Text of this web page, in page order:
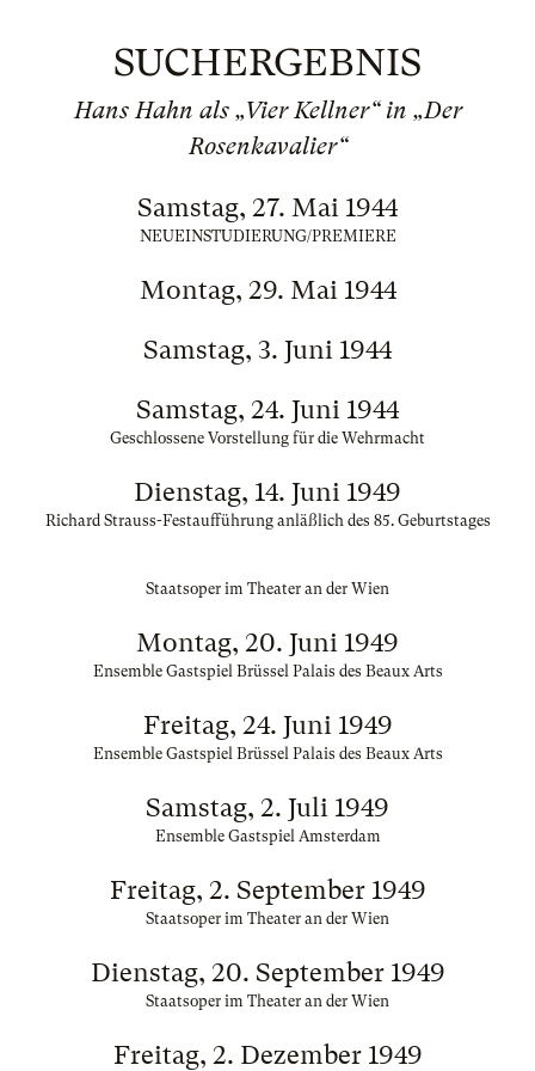
SUCHERGEBNIS
Hans Hahn als „Vier Kellner“ in „Der
Rosenkavalier“
Samstag, 27. Mai 1944
NEUEINSTUDIERUNG/PREMIERE
Montag, 29. Mai 1944
Samstag, 3. Juni 1944
Samstag, 24. Juni 1944
Geschlossene Vorstellung für die Wehrmacht
Dienstag, 14. Juni 1949
Richard Strauss-Festaufführung anläßlich des 85. Geburtstages
Staatsoper im Theater an der Wien
Montag, 20. Juni 1949
Ensemble Gastspiel Brüssel Palais des Beaux Arts
Freitag, 24. Juni 1949
Ensemble Gastspiel Brüssel Palais des Beaux Arts
Samstag, 2. Juli 1949
Ensemble Gastspiel Amsterdam
Freitag, 2. September 1949
Staatsoper im Theater an der Wien
Dienstag, 20. September 1949
Staatsoper im Theater an der Wien
Freitag, 2. Dezember 1949